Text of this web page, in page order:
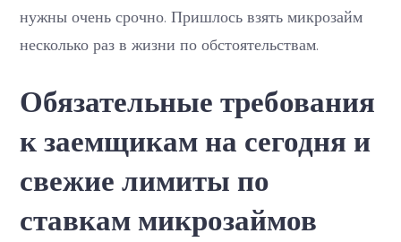
нужны очень срочно. Пришлось взять микрозайм
несколько раз в жизни по обстоятельствам.
Обязательные требования
к заемщикам на сегодня и
свежие лимиты по
ставкам микрозаймов